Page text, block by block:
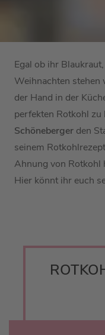
Egal ob ihr
Weihnachten
der Hand in der
perfekten Rotkohl zu
Schöneberger den
seinem
Ahnung von Rotkohl
Hier könnt ihr euch